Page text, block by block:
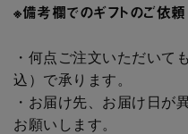
※備考欄でのギフトのご依頼
・何点ご注文いただいて
込）で承ります。
・お届け先、お届け日が
お願いします。